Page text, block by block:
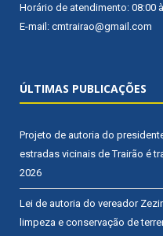
Horário de atendimento: 08:00
E-mail: cmtrairao@gmail.com
ÚLTIMAS PUBLICAÇÕES
Projeto de autoria do
estradas vicinais de Trairão é
2026
Lei de autoria do vereador
limpeza e conservação de